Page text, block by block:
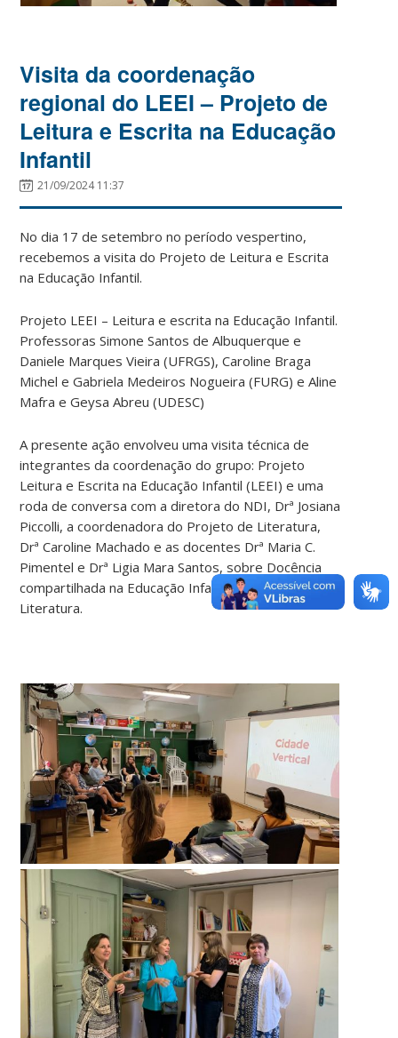
Visita da coordenação
regional do LEEI – Projeto de
Leitura e Escrita na Educação
Infantil
21/09/2024 11:37
No dia 17 de setembro no período vespertino,
recebemos a visita do Projeto de Leitura e Escrita
na Educação Infantil.
Projeto LEEI – Leitura e escrita na Educação Infantil.
Professoras Simone Santos de Albuquerque e
Daniele Marques Vieira (UFRGS), Caroline Braga
Michel e Gabriela Medeiros Nogueira (FURG) e Aline
Mafra e Geysa Abreu (UDESC)
A presente ação envolveu uma visita técnica de
integrantes da coordenação do grupo: Projeto
Leitura e Escrita na Educação Infantil (LEEI) e uma
roda de conversa com a diretora do NDI, Drª Josiana
Piccolli, a coordenadora do Projeto de Literatura,
Drª Caroline Machado e as docentes Drª Maria C.
Pimentel e Drª Ligia Mara Santos, sobre Docência
compartilhada na Educação Infantil e a relação com a
Literatura.